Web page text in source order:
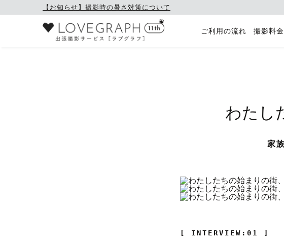
【お知らせ】撮影時の暑さ対策について
ご利用の流れ 撮影料
わたし
家
[ INTERVIEW:01 ]